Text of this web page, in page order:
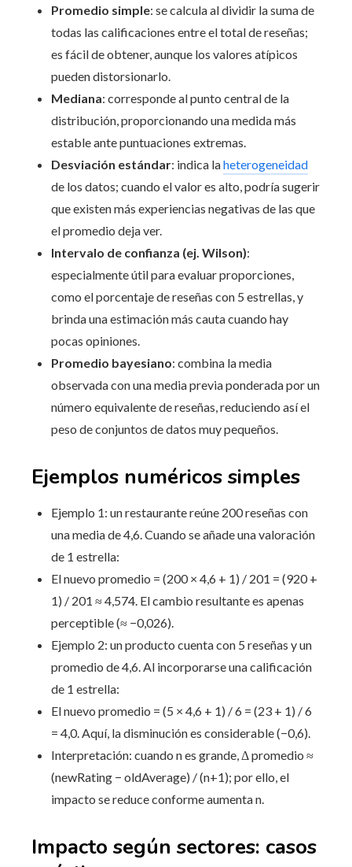
Promedio simple: se calcula al dividir la suma de
todas las calificaciones entre el total de reseñas;
es fácil de obtener, aunque los valores atípicos
pueden distorsionarlo.
Mediana: corresponde al punto central de la
distribución, proporcionando una medida más
estable ante puntuaciones extremas.
Desviación estándar: indica laheterogeneidad
de los datos; cuando el valor es alto, podría sugerir
que existen más experiencias negativas de las que
el promedio deja ver.
Intervalo de confianza (ej. Wilson):
especialmente útil para evaluar proporciones,
como el porcentaje de reseñas con 5 estrellas, y
brinda una estimación más cauta cuando hay
pocas opiniones.
Promedio bayesiano: combina la media
observada con una media previa ponderada por un
número equivalente de reseñas, reduciendo así el
peso de conjuntos de datos muy pequeños.
Ejemplos numéricos simples
Ejemplo 1: un restaurante reúne 200 reseñas con
una media de 4,6. Cuando se añade una valoración
de 1 estrella:
El nuevo promedio = (200 × 4,6 + 1) / 201 = (920 +
1) / 201 ≈ 4,574. El cambio resultante es apenas
perceptible (≈ −0,026).
Ejemplo 2: un producto cuenta con 5 reseñas y un
promedio de 4,6. Al incorporarse una calificación
de 1 estrella:
El nuevo promedio = (5 × 4,6 + 1) / 6 = (23 + 1) / 6
= 4,0. Aquí, la disminución es considerable (−0,6).
Interpretación: cuando n es grande, Δ promedio ≈
(newRating − oldAverage) / (n+1); por ello, el
impacto se reduce conforme aumenta n.
Impacto según sectores: casos